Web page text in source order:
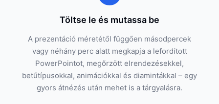
Töltse le és mutassa be
A prezentáció méretétől függően másodpercek
vagy néhány perc alatt megkapja a lefordított
PowerPointot, megőrzött elrendezésekkel,
betűtípusokkal, animációkkal és diamintákkal – egy
gyors átnézés után mehet is a tárgyalásra.